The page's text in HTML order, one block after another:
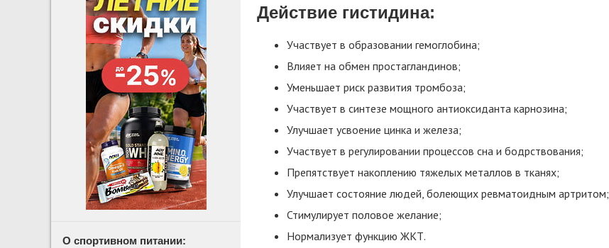
Действие гистидина:
Участвует в образовании гемоглобина;
Влияет на обмен простагландинов;
Уменьшает риск развития тромбоза;
Участвует в синтезе мощного антиоксиданта карнозина;
Улучшает усвоение цинка и железа;
Участвует в регулировании процессов сна и бодрствования;
Препятствует накоплению тяжелых металлов в тканях;
Улучшает состояние людей, болеющих ревматоидным артритом;
Стимулирует половое желание;
Нормализует функцию ЖКТ.
О спортивном питании: